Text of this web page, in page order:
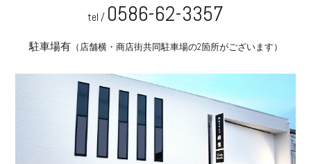
tel / 0586-62-3357
駐車場有（店舗横・商店街共同駐車場の2箇所がございます）